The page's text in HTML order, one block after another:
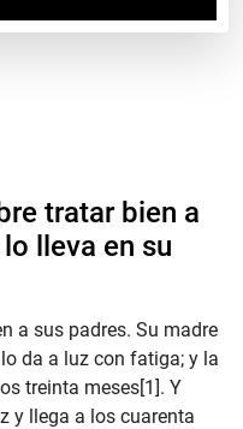
tratar bien a
lleva en su
a sus padres. Su madre
da a luz con fatiga; y la
treinta meses[1]. Y
y llega a los cuarenta